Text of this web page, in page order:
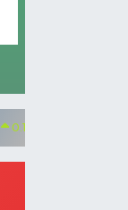
0.18